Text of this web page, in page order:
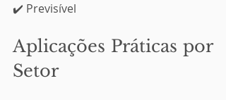
✔️ Previsível
Aplicações Práticas por
Setor